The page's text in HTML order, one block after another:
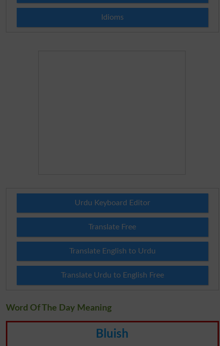
Idioms
Urdu Keyboard Editor
Translate Free
Translate English to Urdu
Translate Urdu to English Free
Word Of The Day Meaning
Bluish